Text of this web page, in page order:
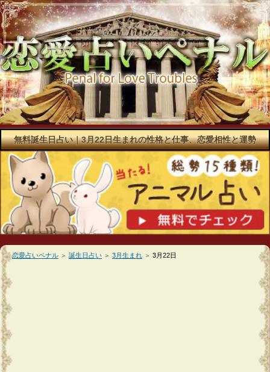
無料誕生日占い｜3月22日生まれの性格と仕事、恋愛相性と運勢
恋愛占いペナル ＞ 誕生日占い ＞ 3月生まれ ＞ 3月22日